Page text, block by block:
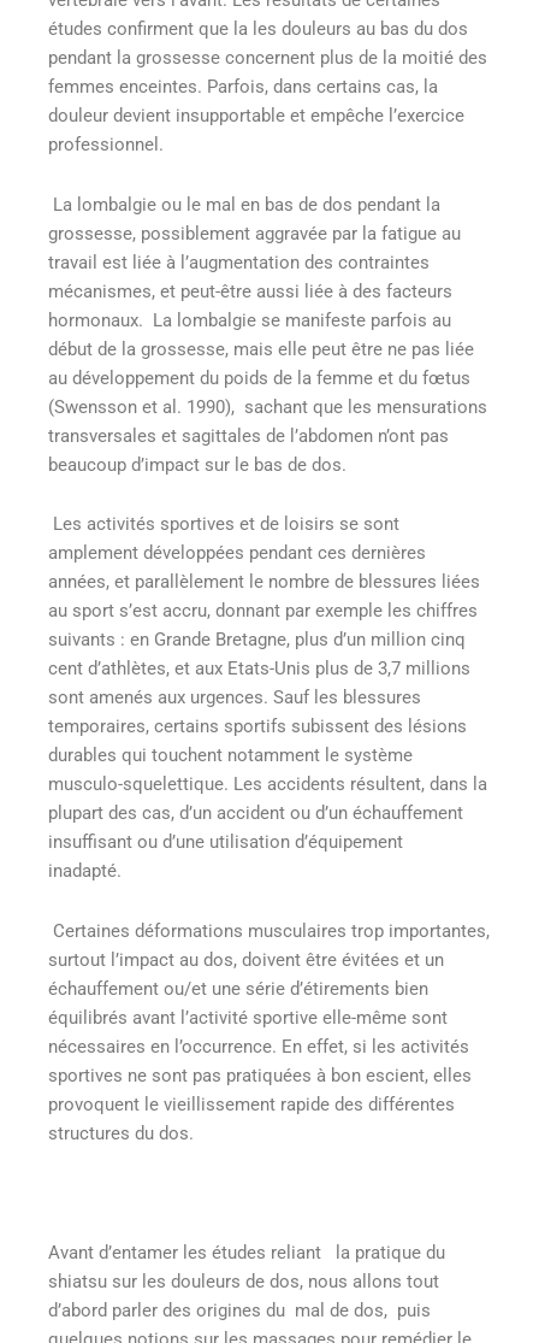
études confirment que la les douleurs au bas du dos
pendant la grossesse concernent plus de la moitié des
femmes enceintes. Parfois, dans certains cas, la
douleur devient insupportable et empêche l’exercice
professionnel.
La lombalgie ou le mal en bas de dos pendant la
grossesse, possiblement aggravée par la fatigue au
travail est liée à l’augmentation des contraintes
mécanismes, et peut-être aussi liée à des facteurs
hormonaux. La lombalgie se manifeste parfois au
début de la grossesse, mais elle peut être ne pas liée
au développement du poids de la femme et du fœtus
(Swensson et al. 1990), sachant que les mensurations
transversales et sagittales de l’abdomen n’ont pas
beaucoup d’impact sur le bas de dos.
Les activités sportives et de loisirs se sont
amplement développées pendant ces dernières
années, et parallèlement le nombre de blessures liées
au sport s’est accru, donnant par exemple les chiffres
suivants : en Grande Bretagne, plus d’un million cinq
cent d’athlètes, et aux Etats-Unis plus de 3,7 millions
sont amenés aux urgences. Sauf les blessures
temporaires, certains sportifs subissent des lésions
durables qui touchent notamment le système
musculo-squelettique. Les accidents résultent, dans la
plupart des cas, d’un accident ou d’un échauffement
insuffisant ou d’une utilisation d’équipement
inadapté.
Certaines déformations musculaires trop importantes,
surtout l’impact au dos, doivent être évitées et un
échauffement ou/et une série d’étirements bien
équilibrés avant l’activité sportive elle-même sont
nécessaires en l’occurrence. En effet, si les activités
sportives ne sont pas pratiquées à bon escient, elles
provoquent le vieillissement rapide des différentes
structures du dos.
Avant d’entamer les études reliant
la pratique du
shiatsu sur les douleurs de dos, nous allons tout
d’abord parler des origines du mal de dos, puis